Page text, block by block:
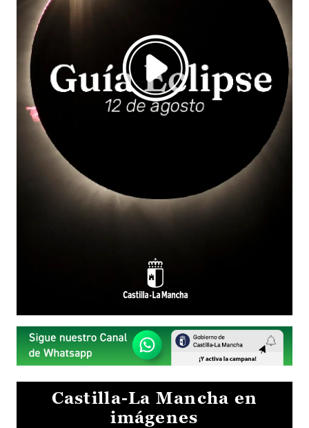
Castilla-La Mancha en
imágenes